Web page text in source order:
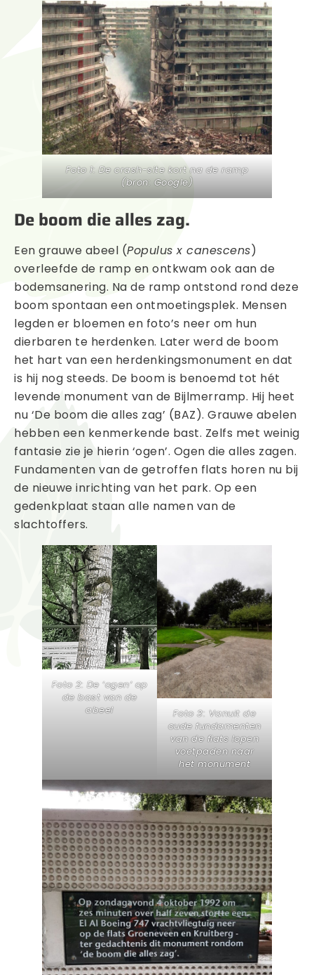
Foto 1: De crash-site kort na de ramp
(bron: Google)
De boom die alles zag.
Een grauwe abeel (Populus x canescens)
overleefde de ramp en ontkwam ook aan de
bodemsanering. Na de ramp ontstond rond deze
boom spontaan een ontmoetingsplek. Mensen
legden er bloemen en foto’s neer om hun
dierbaren te herdenken. Later werd de boom
het hart van een herdenkingsmonument en dat
is hij nog steeds. De boom is benoemd tot hét
levende monument van de Bijlmerramp. Hij heet
nu ‘De boom die alles zag’ (BAZ). Grauwe abelen
hebben een kenmerkende bast. Zelfs met weinig
fantasie zie je hierin ‘ogen’. Ogen die alles zagen.
Fundamenten van de getroffen flats horen nu bij
de nieuwe inrichting van het park. Op een
gedenkplaat staan alle namen van de
slachtoffers.
Foto 2: De ‘ogen’ op
de bast van de
abeel
Foto 3: Vanuit de
oude fundamenten
van de flats lopen
voetpaden naar
het monument